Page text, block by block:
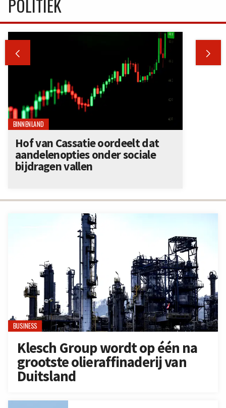
BUSINESS
Klesch Group wordt op één na
grootste olieraffinaderij van
Duitsland
POLITIEK
 
BINNENLAND
Hof van Cassatie oordeelt dat
aandelenopties onder sociale
bijdragen vallen